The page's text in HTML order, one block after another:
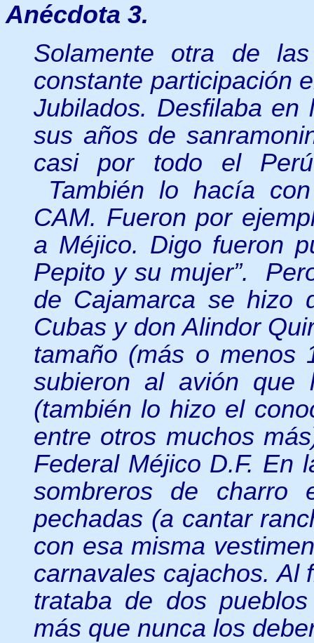
Anécdota 3.
Solamente otra de
constante participación
Jubilados. Desfilaba en
sus años de
casi por todo el
También lo hacía
CAM. Fueron por
a Méjico. Digo fueron
Pepito y su mujer”.
de Cajamarca se hizo
Cubas y don Alindor
tamaño (más o menos
subieron al avión que
(también lo hizo el
entre otros muchos
Federal Méjico D.F. En
sombreros de charro
pechadas (a cantar
con esa misma
carnavales cajachos. Al
trataba de dos
más que nunca los